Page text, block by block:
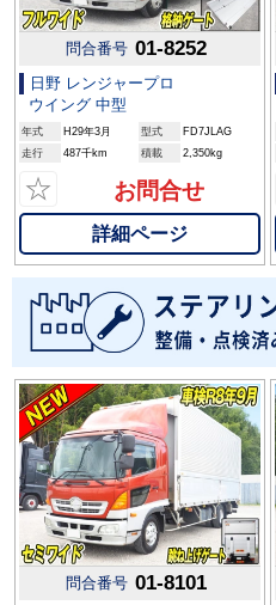
問合番号 01-8252
日野 レンジャープロ
ウイング 中型
年式 H29年3月 型式
FD7JLAG
走行
487千km 積載 2,350kg
☆ お問合せ
詳細ページ
問合番号 01-8101